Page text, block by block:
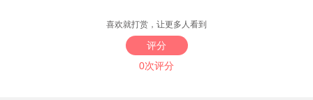
喜欢就打赏，让更多人看到
评分
0次评分